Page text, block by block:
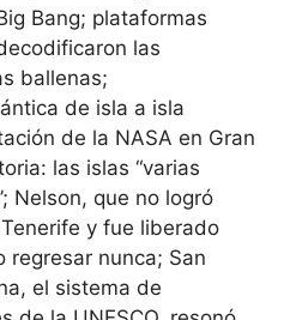
Bang; plataformas
las
ballenas;
de isla a isla
de la NASA en Gran
las islas “varias
Nelson, que no logró
y fue liberado
regresar nunca; San
el sistema de